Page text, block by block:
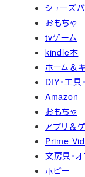
シューズ
おもちゃ
tvゲーム
kindle本
ホーム＆
DIY・工具
Amazon
おもちゃ
アプリ＆
Prime
文房具・
ホビー